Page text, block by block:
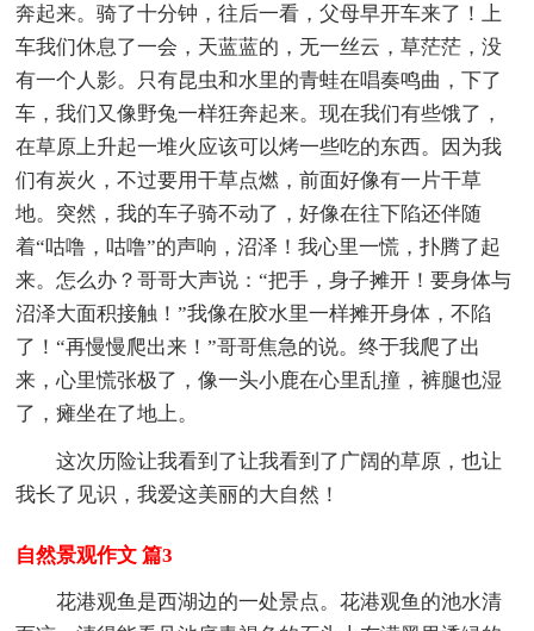
奔起来。骑了十分钟，往后一看，父母早开车来了！上
车我们休息了一会，天蓝蓝的，无一丝云，草茫茫，没
有一个人影。只有昆虫和水里的青蛙在唱奏鸣曲，下了
车，我们又像野兔一样狂奔起来。现在我们有些饿了，
在草原上升起一堆火应该可以烤一些吃的东西。因为我
们有炭火，不过要用干草点燃，前面好像有一片干草
地。突然，我的车子骑不动了，好像在往下陷还伴随
着“咕噜，咕噜”的声响，沼泽！我心里一慌，扑腾了起
来。怎么办？哥哥大声说：“把手，身子摊开！要身体与
沼泽大面积接触！”我像在胶水里一样摊开身体，不陷
了！“再慢慢爬出来！”哥哥焦急的说。终于我爬了出
来，心里慌张极了，像一头小鹿在心里乱撞，裤腿也湿
了，瘫坐在了地上。
这次历险让我看到了让我看到了广阔的草原，也让
我长了见识，我爱这美丽的大自然！
自然景观作文 篇3
花港观鱼是西湖边的一处景点。花港观鱼的池水清